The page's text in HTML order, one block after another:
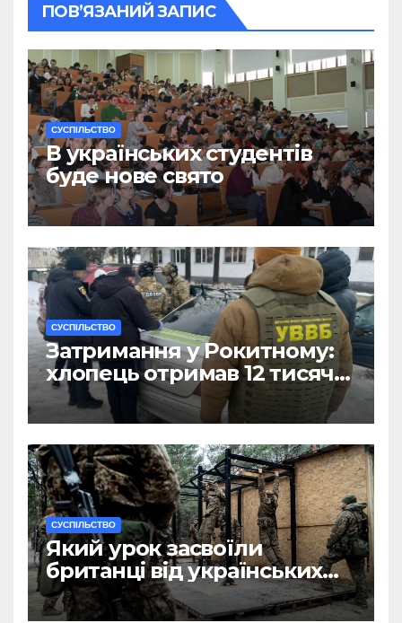
ПОВ’ЯЗАНИЙ ЗАПИС
CУСПІЛЬСТВО
В українських студентів
буде нове свято
CУСПІЛЬСТВО
Затримання у Рокитному:
хлопець отримав 12 тисяч
Євро за допомогу
чоловікам
CУСПІЛЬСТВО
Який урок засвоїли
британці від українських
військових?